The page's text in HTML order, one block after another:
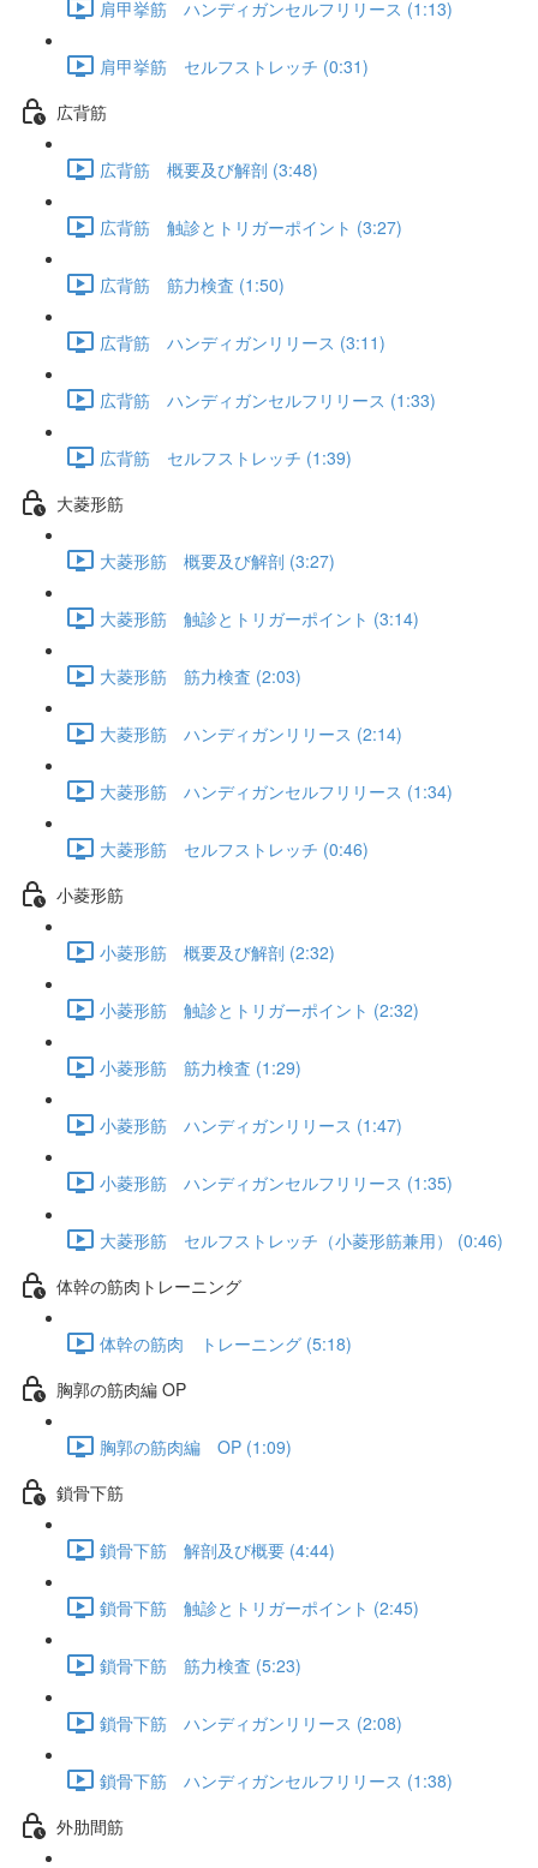
肩甲挙筋 ハンディガンセルフリリース (1:13)
肩甲挙筋 セルフストレッチ (0:31)
広背筋
広背筋 概要及び解剖 (3:48)
広背筋 触診とトリガーポイント (3:27)
広背筋 筋力検査 (1:50)
広背筋 ハンディガンリリース (3:11)
広背筋 ハンディガンセルフリリース (1:33)
広背筋 セルフストレッチ (1:39)
大菱形筋
大菱形筋 概要及び解剖 (3:27)
大菱形筋 触診とトリガーポイント (3:14)
大菱形筋 筋力検査 (2:03)
大菱形筋 ハンディガンリリース (2:14)
大菱形筋 ハンディガンセルフリリース (1:34)
大菱形筋 セルフストレッチ (0:46)
小菱形筋
小菱形筋 概要及び解剖 (2:32)
小菱形筋 触診とトリガーポイント (2:32)
小菱形筋 筋力検査 (1:29)
小菱形筋 ハンディガンリリース (1:47)
小菱形筋 ハンディガンセルフリリース (1:35)
大菱形筋 セルフストレッチ（小菱形筋兼用） (0:46)
体幹の筋肉トレーニング
体幹の筋肉 トレーニング (5:18)
胸郭の筋肉編 OP
胸郭の筋肉編 OP (1:09)
鎖骨下筋
鎖骨下筋 解剖及び概要 (4:44)
鎖骨下筋 触診とトリガーポイント (2:45)
鎖骨下筋 筋力検査 (5:23)
鎖骨下筋 ハンディガンリリース (2:08)
鎖骨下筋 ハンディガンセルフリリース (1:38)
外肋間筋